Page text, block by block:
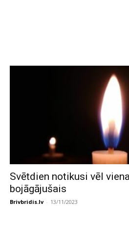
Svētdien notikusi vēl
bojāgājušais
Brivbridis.lv - 13/11/2023